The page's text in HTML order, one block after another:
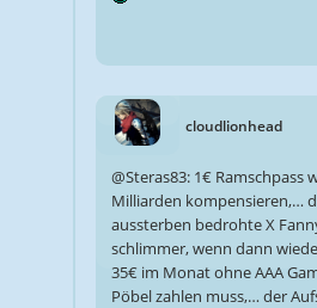
cloudlionhead
@Steras83: 1€ Ramschpass
Milliarden kompensieren,…
aussterben bedrohte X
schlimmer, wenn dann
35€ im Monat ohne AAA
Pöbel zahlen muss,… der